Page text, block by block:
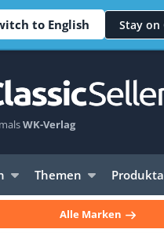
to English Stay on
WK-Verlag
Themen
Alle Marken